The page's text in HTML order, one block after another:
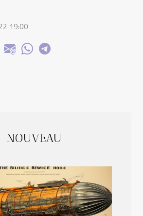
19:00
NOUVEAU